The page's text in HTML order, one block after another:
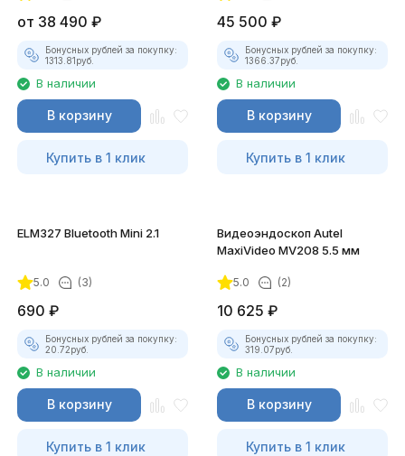
от 38 490 ₽
Бонусных рублей за покупку:
1313.81руб.
В наличии
В корзину
Купить в 1 клик
45 500 ₽
Бонусных рублей за покупку:
1366.37руб.
В наличии
В корзину
Купить в 1 клик
ELM327 Bluetooth Mini 2.1
5.0 (3)
690 ₽
Бонусных рублей за покупку:
20.72руб.
В наличии
В корзину
Купить в 1 клик
Видеоэндоскоп Autel
MaxiVideo MV208 5.5 мм
5.0 (2)
10 625 ₽
Бонусных рублей за покупку:
319.07руб.
В наличии
В корзину
Купить в 1 клик